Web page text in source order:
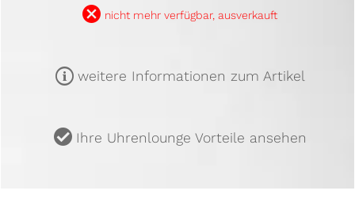
B nicht mehr verfügbar, ausverkauft
m weitere Informationen zum Artikel
u Ihre Uhrenlounge Vorteile ansehen